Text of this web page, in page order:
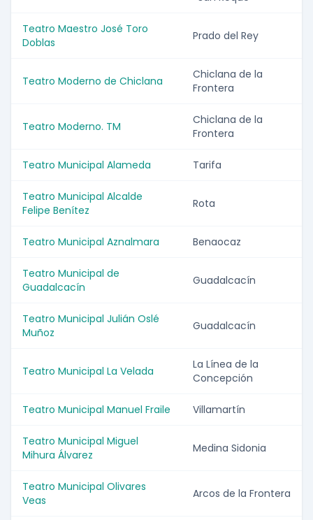
Teatro Maestro José Toro
Doblas
Prado del Rey
Teatro Moderno de Chiclana
Chiclana de la
Frontera
Teatro Moderno. TM
Chiclana de la
Frontera
Teatro Municipal Alameda Tarifa
Teatro Municipal Alcalde
Felipe Benítez
Rota
Teatro Municipal Aznalmara Benaocaz
Teatro Municipal de
Guadalcacín
Guadalcacín
Teatro Municipal Julián Oslé
Muñoz
Guadalcacín
Teatro Municipal La Velada
La Línea de la
Concepción
Teatro Municipal Manuel Fraile Villamartín
Teatro Municipal Miguel
Mihura Álvarez
Medina Sidonia
Teatro Municipal Olivares
Veas
Arcos de la Frontera